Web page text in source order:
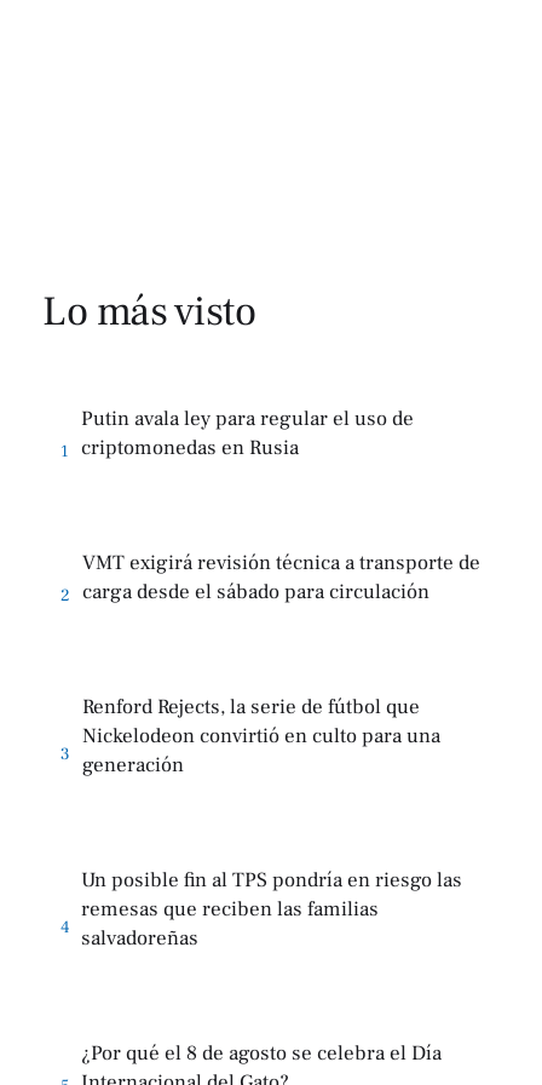
Lo más visto
1
Putin avala ley para regular el uso de
criptomonedas en Rusia
2
VMT exigirá revisión técnica a transporte de
carga desde el sábado para circulación
3
Renford Rejects, la serie de fútbol que
Nickelodeon convirtió en culto para una
generación
4
Un posible fin al TPS pondría en riesgo las
remesas que reciben las familias
salvadoreñas
¿Por qué el 8 de agosto se celebra el Día